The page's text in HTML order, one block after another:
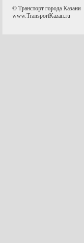
© Транспорт города Казани
www.TransportKazan.ru